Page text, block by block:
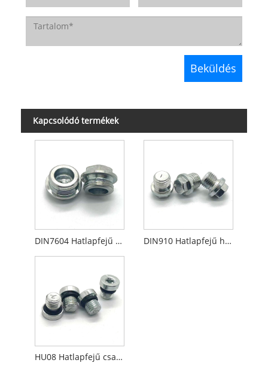
Kapcsolódó termékek
DIN7604 Hatlapfejű csavarok DIN910 Hatlapfejű hatlapfejű csavarok
HU08 Hatlapfejű csavaros dugók ED tömítőgyűrűvel